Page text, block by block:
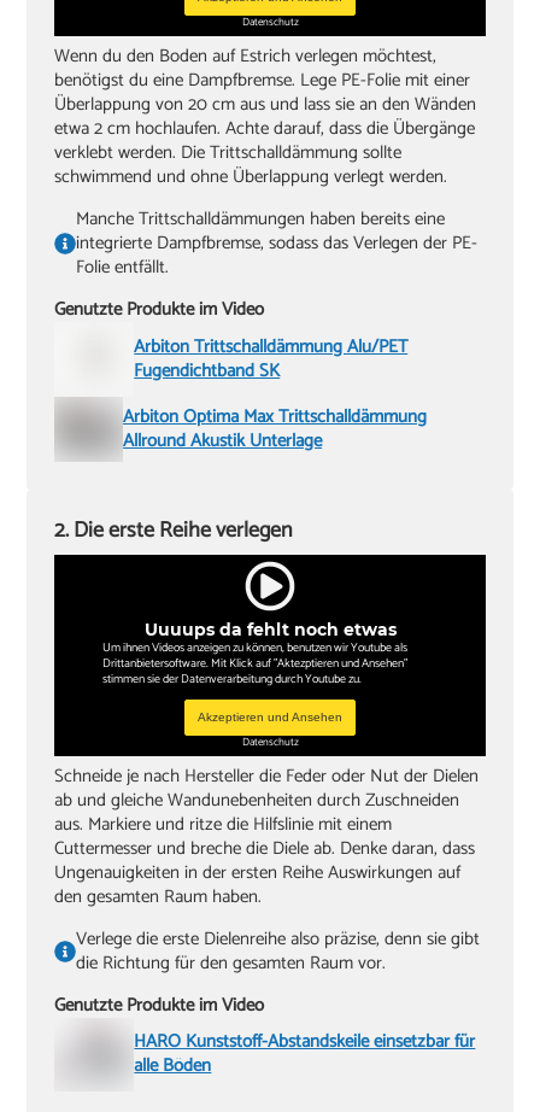
Datenschutz
Wenn du den Boden auf Estrich verlegen möchtest,
benötigst du eine Dampfbremse. Lege PE-Folie mit einer
Überlappung von 20 cm aus und lass sie an den Wänden
etwa 2 cm hochlaufen. Achte darauf, dass die Übergänge
verklebt werden. Die Trittschalldämmung sollte
schwimmend und ohne Überlappung verlegt werden.
Manche Trittschalldämmungen haben bereits eine
integrierte Dampfbremse, sodass das Verlegen der PE-
Folie entfällt.
Genutzte Produkte im Video
Arbiton Trittschalldämmung Alu/PET
Fugendichtband SK
Arbiton Optima Max Trittschalldämmung
Allround Akustik Unterlage
Uuuups da fehlt noch etwas
Um ihnen Videos anzeigen zu können, benutzen wir Youtube als
Drittanbietersoftware. Mit Klick auf "Aktezptieren und Ansehen"
stimmen sie der Datenverarbeitung durch Youtube zu.
Akzeptieren und Ansehen
Datenschutz
2. Die erste Reihe verlegen
Schneide je nach Hersteller die Feder oder Nut der Dielen
ab und gleiche Wandunebenheiten durch Zuschneiden
aus. Markiere und ritze die Hilfslinie mit einem
Cuttermesser und breche die Diele ab. Denke daran, dass
Ungenauigkeiten in der ersten Reihe Auswirkungen auf
den gesamten Raum haben.
Verlege die erste Dielenreihe also präzise, denn sie gibt
die Richtung für den gesamten Raum vor.
Genutzte Produkte im Video
HARO Kunststoff-Abstandskeile einsetzbar für
alle Böden